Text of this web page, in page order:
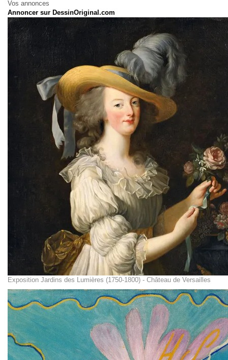
Vos annonces
Annoncer sur DessinOriginal.com
Exposition Jardins des Lumières (1750-1800) - Château de Versailles